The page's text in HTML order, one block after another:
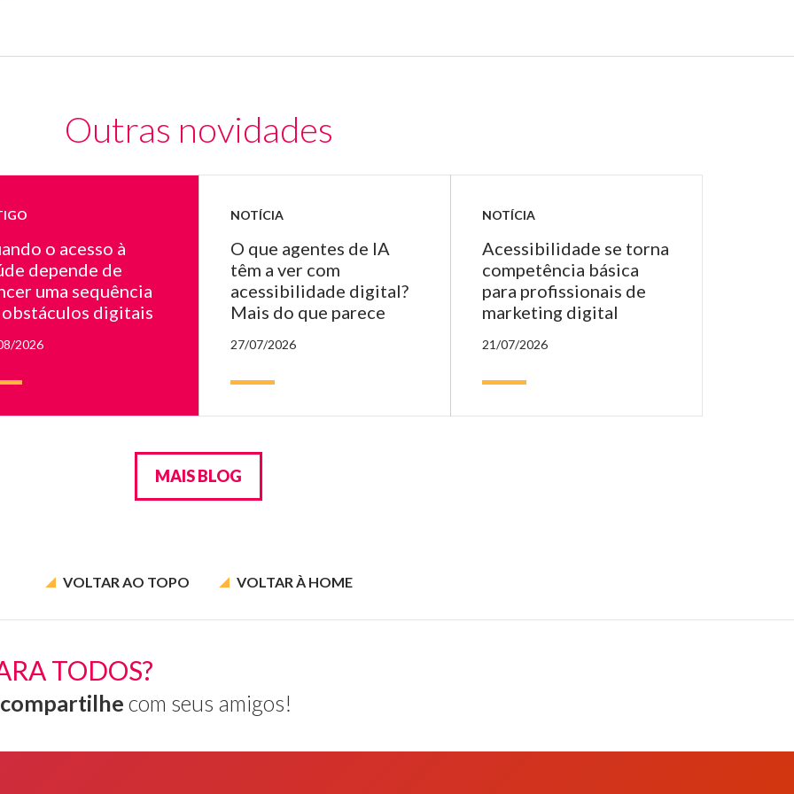
Outras novidades
o acesso à
depende de
uma sequência
digitais
2026
NOTÍCIA
O que agentes de IA
têm a ver com
acessibilidade digital?
Mais do que parece
27/07/2026
NOTÍCIA
Acessibilidade se torna
competência básica
para profissionais de
marketing digital
21/07/2026
MAIS BLOG
VOLTAR AO TOPO VOLTAR À HOME
TODOS?
compartilhe com seus amigos!